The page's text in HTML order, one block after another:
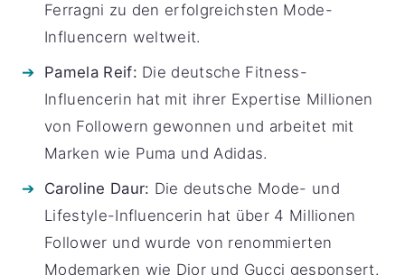
Ferragni zu den erfolgreichsten Mode-
Influencern weltweit.
Pamela Reif: Die deutsche Fitness-
Influencerin hat mit ihrer Expertise Millionen
von Followern gewonnen und arbeitet mit
Marken wie Puma und Adidas.
Caroline Daur: Die deutsche Mode- und
Lifestyle-Influencerin hat über 4 Millionen
Follower und wurde von renommierten
Modemarken wie Dior und Gucci gesponsert.